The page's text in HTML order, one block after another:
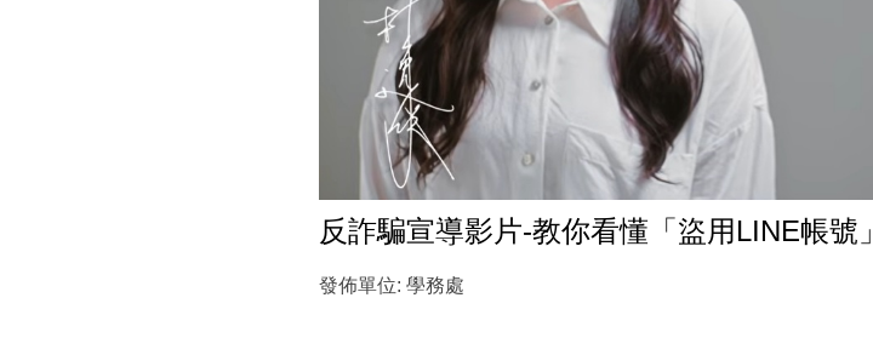
反詐騙宣導影片-教你看懂「盜用LINE帳號」
發佈單位: 學務處